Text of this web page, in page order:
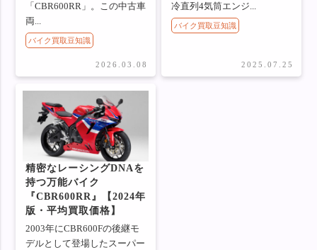
「CBR600RR」。この中古車
両...
バイク買取豆知識
2026.03.08
冷直列4気筒エンジ...
バイク買取豆知識
2025.07.25
精密なレーシングDNAを
持つ万能バイク
『CBR600RR』【2024年
版・平均買取価格】
2003年にCBR600Fの後継モ
デルとして登場したスーパー